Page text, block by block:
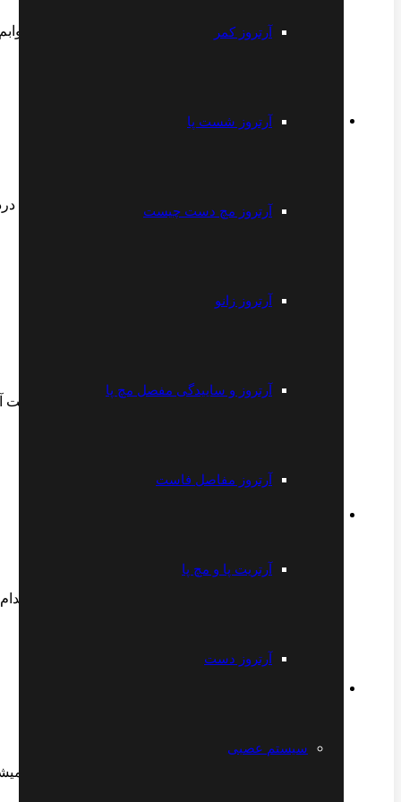
آرتروز کمر
آرتروز شست پا
آرتروز مچ دست چیست
آرتروز زانو
آرتروز و ساییدگی مفصل مچ پا
آرتروز مفاصل فاست
آرتریت پا و مچ پا
آرتروز دست
سیستم عصبی
سلام من زیاد با سیستم کار میکنم ولی وقتی میخوابم
باسلام آقای دکتر مریض خودتون هستم چند روزه مچ پام
تاندون دوسر بازو کتف پاره شده درمانش چی هست
2021-03-21 19:19
سلام آقای دکتر بنده دیسک کمر و گردن دارم و میخام
سلام آقای دکتر من ساییدگی مفصل دارم بدون جراحی